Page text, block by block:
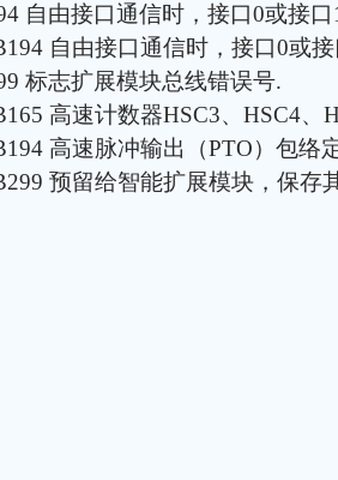
自由接口通信时，接口0或接
自由接口通信时，接口0或
标志扩展模块总线错误号.
高速计数器HSC3、HSC4、
高速脉冲输出（PTO）包络
预留给智能扩展模块，保存